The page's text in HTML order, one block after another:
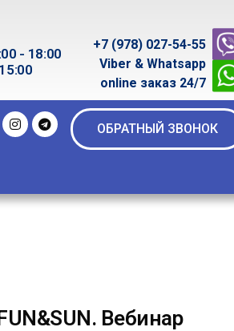
- 18:00
+7 (978) 027-54-55
Viber & Whatsapp
online заказ 24/7
ОБРАТНЫЙ ЗВОНОК
Вебинар